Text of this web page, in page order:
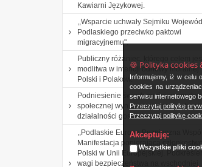
🍪 Polityka cookies
Informujemy, iż w celu
cookies na
serwisu internetowego
Przeczytaj politykę
Przeczytaj politykę
Akceptuję:
Wszystkie pliki
Kawiarni Językowej.
,,Wsparcie uchwały Sejmiku
Podlaskiego przeciwko paktowi
migracyjnemu".
Publiczny różaniec, którego celem jest
modlitwa w intencji odnowy moralnej
Polski i Polaków.
Podniesienie świadomości
społecznej wynikającej z
działalności gospodarczej.
,,Podlaskie Europa Bezpieczna
Manifestacja popierająca członkostwo
Polski w Unii Europejskiej.
wagi bezpieczeństwa na wschodniej